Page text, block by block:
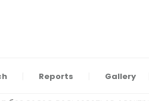
Reports Gallery